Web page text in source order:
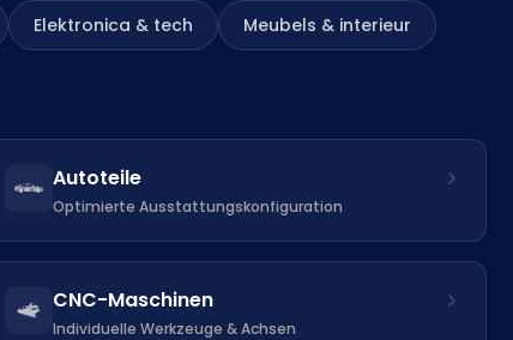
Elektronica & tech Meubels & interieur
Autoteile
Optimierte Ausstattungskonfiguration
CNC-Maschinen
Individuelle Werkzeuge & Achsen